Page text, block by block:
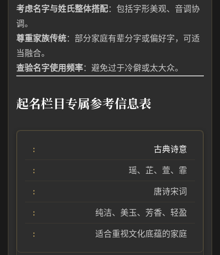
考虑名字与姓氏整体搭配：包括字形美观、音调协
调。
尊重家族传统：部分家庭有辈分字或偏好字，可适
当融合。
查验名字使用频率：避免过于冷僻或太大众。
起名栏目专属参考信息表
古典诗意
瑶、芷、萱、霏
唐诗宋词
纯洁、美玉、芳香、轻盈
适合重视文化底蕴的家庭